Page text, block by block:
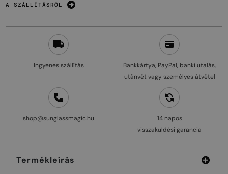
Ingyenes szállítás
Bankkártya, PayPal, banki utalás,
utánvét vagy személyes átvétel
shop@sunglassmagic.hu
14 napos
visszaküldési garancia
Termékleírás
A SZÁLLÍTÁSRÓL